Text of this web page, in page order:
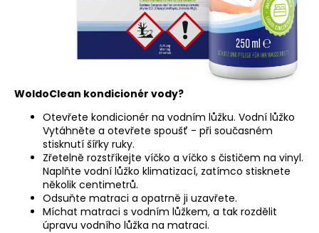
WoldoClean kondicionér vody?
Otevřete kondicionér na vodním lůžku. Vodní lůžko
Vytáhněte a otevřete spoušť - při současném
stisknutí šířky ruky.
Zřetelně rozstříkejte víčko a víčko s čističem na vinyl.
Naplňte vodní lůžko klimatizací, zatímco stisknete
několik centimetrů.
Odsuňte matraci a opatrně ji uzavřete.
Míchat matraci s vodním lůžkem, a tak rozdělit
úpravu vodního lůžka na matraci.